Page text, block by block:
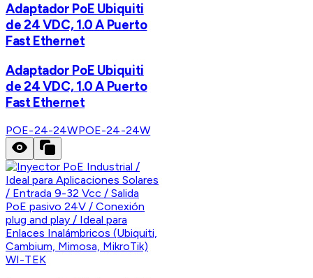
Adaptador PoE Ubiquiti
de 24 VDC, 1.0 A Puerto
Fast Ethernet
Adaptador PoE Ubiquiti
de 24 VDC, 1.0 A Puerto
Fast Ethernet
POE-24-24WPOE-24-24W
WI-TEK